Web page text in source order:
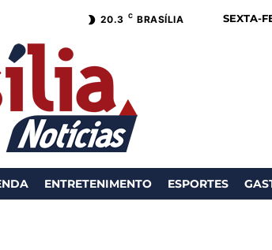
20.3 C BRASÍLIA SEXTA-
ENTRETENIMENTO ESPORTES